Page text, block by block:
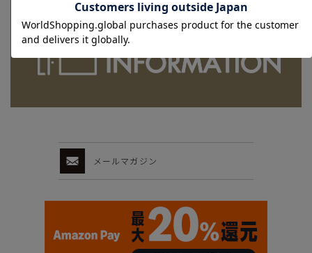
メールマガジン